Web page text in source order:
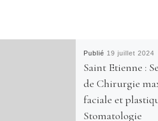
Publié 19 juillet 2024
Saint Etienne :
de Chirurgie
faciale et
Stomatologie